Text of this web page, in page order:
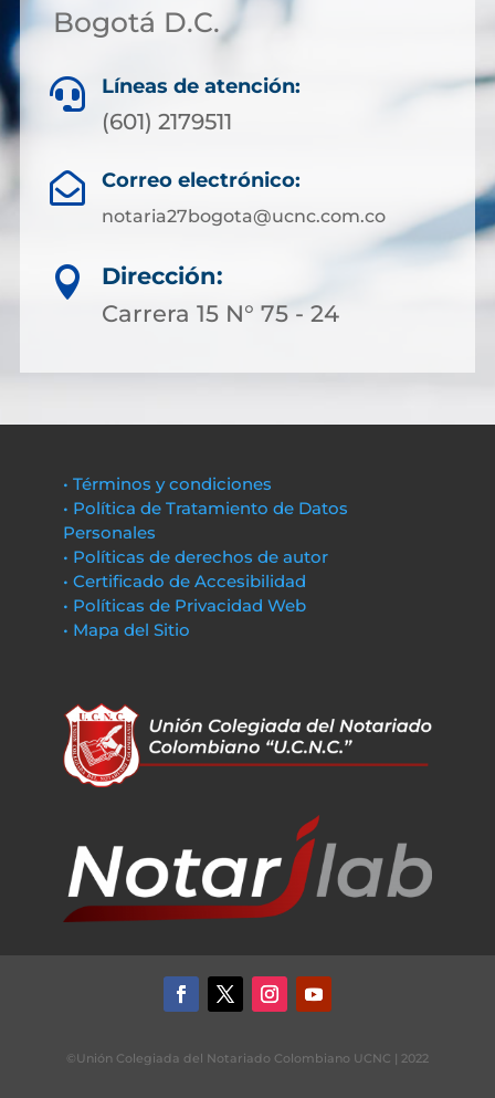
Bogotá D.C.
 Líneas de atención:
(601) 2179511
 Correo electrónico:
notaria27bogota@ucnc.com.co

Dirección:
Carrera 15 N° 75 - 24
• Términos y condiciones
• Política de Tratamiento de Datos
Personales
• Políticas de derechos de autor
• Certificado de Accesibilidad
• Políticas de Privacidad Web
• Mapa del Sitio
©Unión Colegiada del Notariado Colombiano UCNC | 2022